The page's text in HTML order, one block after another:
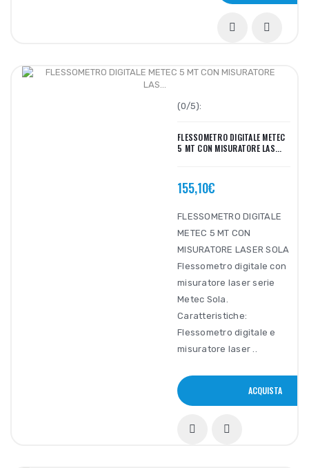
(0/5):
FLESSOMETRO DIGITALE METEC
5 MT CON MISURATORE LAS...
155,10€
FLESSOMETRO DIGITALE
METEC 5 MT CON
MISURATORE LASER SOLA
Flessometro digitale con
misuratore laser serie
Metec Sola.
Caratteristiche:
Flessometro digitale e
misuratore laser ..
ACQUISTA